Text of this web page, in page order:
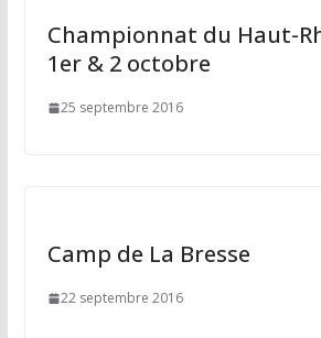
Championnat du Haut-
1er & 2 octobre
25 septembre 2016
Camp de La Bresse
22 septembre 2016